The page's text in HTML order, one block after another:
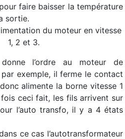
faire baisser la température
sortie.
du moteur en vitesse
1, 2 et 3.
l’ordre au moteur de
exemple, il ferme le contact
alimente la borne vitesse 1
ceci fait, les fils arrivent sur
l’auto transfo, il y a 4 états
ce cas l’autotransformateur